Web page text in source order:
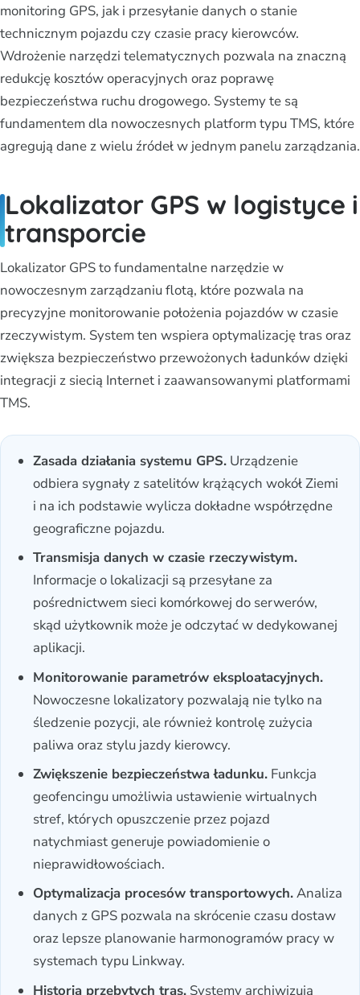
monitoring GPS, jak i przesyłanie danych o stanie
technicznym pojazdu czy czasie pracy kierowców.
Wdrożenie narzędzi telematycznych pozwala na znaczną
redukcję kosztów operacyjnych oraz poprawę
bezpieczeństwa ruchu drogowego. Systemy te są
fundamentem dla nowoczesnych platform typu TMS, które
agregują dane z wielu źródeł w jednym panelu zarządzania.
Lokalizator GPS w logistyce i
transporcie
Lokalizator GPS to fundamentalne narzędzie w
nowoczesnym zarządzaniu flotą, które pozwala na
precyzyjne monitorowanie położenia pojazdów w czasie
rzeczywistym. System ten wspiera optymalizację tras oraz
zwiększa bezpieczeństwo przewożonych ładunków dzięki
integracji z siecią Internet i zaawansowanymi platformami
TMS.
Zasada działania systemu GPS. Urządzenie
odbiera sygnały z satelitów krążących wokół Ziemi
i na ich podstawie wylicza dokładne współrzędne
geograficzne pojazdu.
Transmisja danych w czasie rzeczywistym.
Informacje o lokalizacji są przesyłane za
pośrednictwem sieci komórkowej do serwerów,
skąd użytkownik może je odczytać w dedykowanej
aplikacji.
Monitorowanie parametrów eksploatacyjnych.
Nowoczesne lokalizatory pozwalają nie tylko na
śledzenie pozycji, ale również kontrolę zużycia
paliwa oraz stylu jazdy kierowcy.
Zwiększenie bezpieczeństwa ładunku. Funkcja
geofencingu umożliwia ustawienie wirtualnych
stref, których opuszczenie przez pojazd
natychmiast generuje powiadomienie o
nieprawidłowościach.
Optymalizacja procesów transportowych.Analiza
danych z GPS pozwala na skrócenie czasu dostaw
oraz lepsze planowanie harmonogramów pracy w
systemach typu Linkway.
Historia przebytych tras. Systemy archiwizują